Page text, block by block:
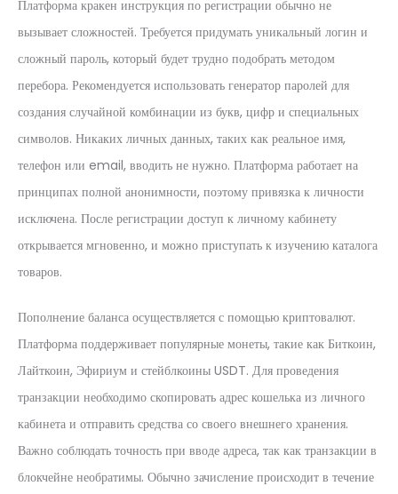
Платформа кракен инструкция по регистрации обычно не
вызывает сложностей. Требуется придумать уникальный логин и
сложный пароль, который будет трудно подобрать методом
перебора. Рекомендуется использовать генератор паролей для
создания случайной комбинации из букв, цифр и специальных
символов. Никаких личных данных, таких как реальное имя,
телефон или email, вводить не нужно. Платформа работает на
принципах полной анонимности, поэтому привязка к личности
исключена. После регистрации доступ к личному кабинету
открывается мгновенно, и можно приступать к изучению каталога
товаров.
Пополнение баланса осуществляется с помощью криптовалют.
Платформа поддерживает популярные монеты, такие как Биткоин,
Лайткоин, Эфириум и стейблкоины USDT. Для проведения
транзакции необходимо скопировать адрес кошелька из личного
кабинета и отправить средства со своего внешнего хранения.
Важно соблюдать точность при вводе адреса, так как транзакции в
блокчейне необратимы. Обычно зачисление происходит в течение